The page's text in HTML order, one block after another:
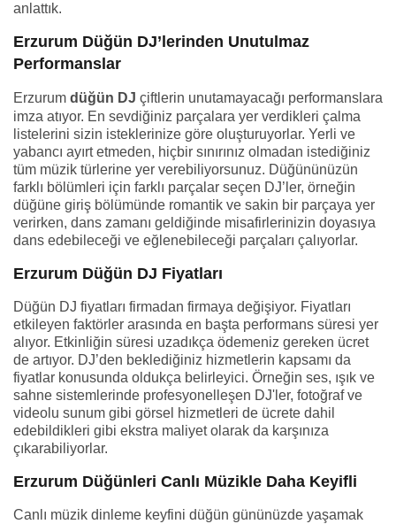
anlattık.
Erzurum Düğün DJ’lerinden Unutulmaz
Performanslar
Erzurum düğün DJ çiftlerin unutamayacağı performanslara
imza atıyor. En sevdiğiniz parçalara yer verdikleri çalma
listelerini sizin isteklerinize göre oluşturuyorlar. Yerli ve
yabancı ayırt etmeden, hiçbir sınırınız olmadan istediğiniz
tüm müzik türlerine yer verebiliyorsunuz. Düğününüzün
farklı bölümleri için farklı parçalar seçen DJ’ler, örneğin
düğüne giriş bölümünde romantik ve sakin bir parçaya yer
verirken, dans zamanı geldiğinde misafirlerinizin doyasıya
dans edebileceği ve eğlenebileceği parçaları çalıyorlar.
Erzurum Düğün DJ Fiyatları
Düğün DJ fiyatları firmadan firmaya değişiyor. Fiyatları
etkileyen faktörler arasında en başta performans süresi yer
alıyor. Etkinliğin süresi uzadıkça ödemeniz gereken ücret
de artıyor. DJ’den beklediğiniz hizmetlerin kapsamı da
fiyatlar konusunda oldukça belirleyici. Örneğin ses, ışık ve
sahne sistemlerinde profesyonelleşen DJ'ler, fotoğraf ve
videolu sunum gibi görsel hizmetleri de ücrete dahil
edebildikleri gibi ekstra maliyet olarak da karşınıza
çıkarabiliyorlar.
Erzurum Düğünleri Canlı Müzikle Daha Keyifli
Canlı müzik dinleme keyfini düğün gününüzde yaşamak